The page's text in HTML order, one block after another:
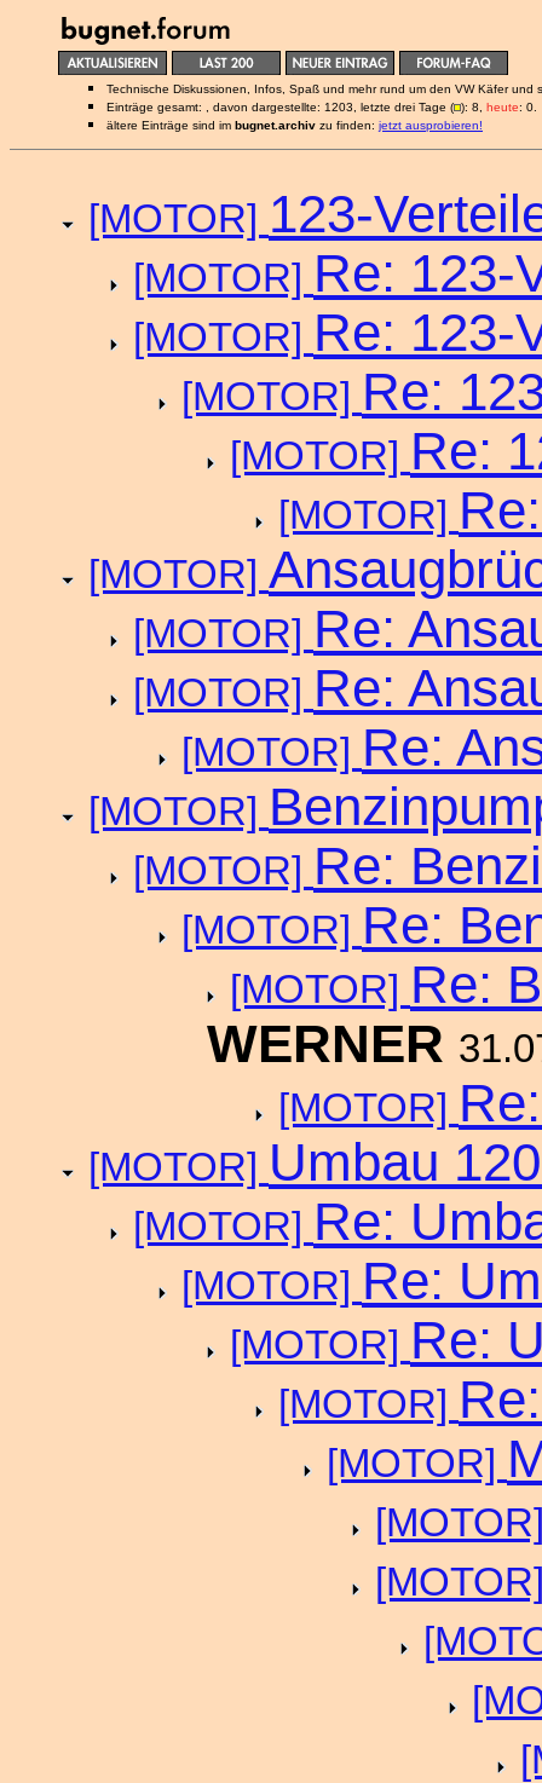
Technische Diskussionen, Infos, Spaß und mehr rund um den VW Käfer und
Einträge gesamt: , davon dargestellte: 1203, letzte drei Tage ( ): 8, heute: 0.
ältere Einträge sind im bugnet.archiv zu finden: jetzt ausprobieren!
[MOTOR] 123-
[MOTOR] Re: 123-
[MOTOR] Re: 123-
[MOTOR] Re:
[MOTOR] Re:
[MOTOR]
[MOTOR]
[MOTOR] Re:
[MOTOR] Re:
[MOTOR] Re:
[MOTOR]
[MOTOR] Re:
[MOTOR] Re:
[MOTOR] Re:
WERNER
[MOTOR]
[MOTOR] Umbau
[MOTOR] Re:
[MOTOR] Re:
[MOTOR] Re:
[MOTOR]
[MOTOR]